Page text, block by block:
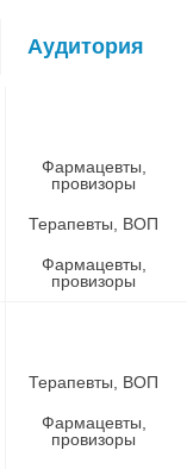
Аудитория
Фармацевты,
провизоры
Терапевты, ВОП
Фармацевты,
провизоры
Терапевты, ВОП
Фармацевты,
провизоры